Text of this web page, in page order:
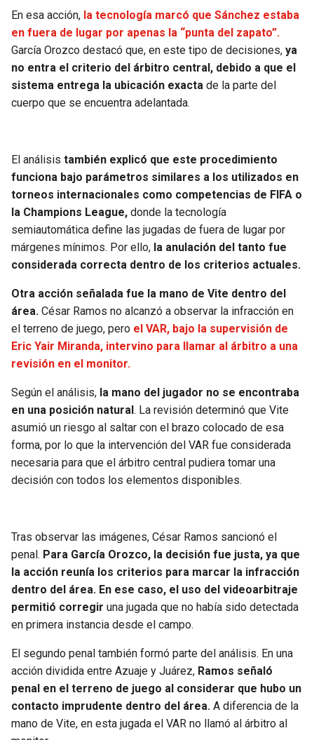
En esa acción, la tecnología marcó que Sánchez estaba
en fuera de lugar por apenas la “punta del zapato”.
García Orozco destacó que, en este tipo de decisiones, ya
no entra el criterio del árbitro central, debido a que el
sistema entrega la ubicación exacta de la parte del
cuerpo que se encuentra adelantada.
El análisis también explicó que este procedimiento
funciona bajo parámetros similares a los utilizados en
torneos internacionales como competencias de FIFA o
la Champions League, donde la tecnología
semiautomática define las jugadas de fuera de lugar por
márgenes mínimos. Por ello, la anulación del tanto fue
considerada correcta dentro de los criterios actuales.
Otra acción señalada fue la mano de Vite dentro del
área. César Ramos no alcanzó a observar la infracción en
el terreno de juego, pero el VAR, bajo la supervisión de
Eric Yair Miranda, intervino para llamar al árbitro a una
revisión en el monitor.
Según el análisis, la mano del jugador no se encontraba
en una posición natural . La revisión determinó que Vite
asumió un riesgo al saltar con el brazo colocado de esa
forma, por lo que la intervención del VAR fue considerada
necesaria para que el árbitro central pudiera tomar una
decisión con todos los elementos disponibles.
Tras observar las imágenes, César Ramos sancionó el
penal. Para García Orozco, la decisión fue justa, ya que
la acción reunía los criterios para marcar la infracción
dentro del área. En ese caso, el uso del videoarbitraje
permitió corregir una jugada que no había sido detectada
en primera instancia desde el campo.
El segundo penal también formó parte del análisis. En una
acción dividida entre Azuaje y Juárez, Ramos señaló
penal en el terreno de juego al considerar que hubo un
contacto imprudente dentro del área. A diferencia de la
mano de Vite, en esta jugada el VAR no llamó al árbitro al